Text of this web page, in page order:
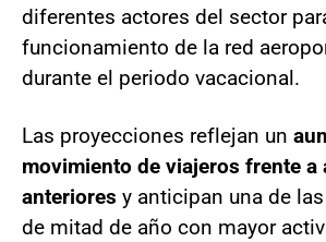
diferentes actores del sector
funcionamiento de la red
durante el periodo vacacional.
Las proyecciones reflejan un
movimiento de viajeros frente a
anteriores y anticipan una de
de mitad de año con mayor